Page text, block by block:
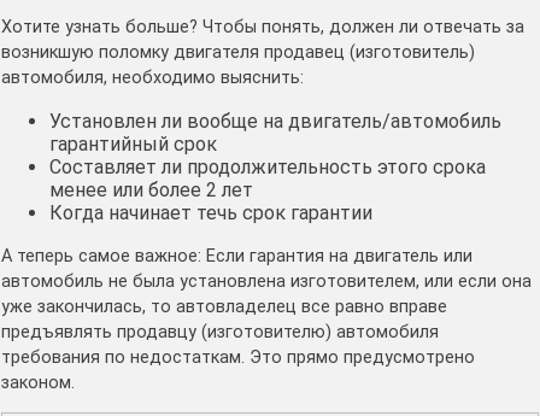
Хотите узнать больше? Чтобы понять, должен ли отвечать за
возникшую поломку двигателя продавец (изготовитель)
автомобиля, необходимо выяснить:
Установлен ли вообще на двигатель/автомобиль
гарантийный срок
Составляет ли продолжительность этого срока
менее или более 2 лет
Когда начинает течь срок гарантии
А теперь самое важное: Если гарантия на двигатель или
автомобиль не была установлена изготовителем, или если она
уже закончилась, то автовладелец все равно вправе
предъявлять продавцу (изготовителю) автомобиля
требования по недостаткам. Это прямо предусмотрено
законом.